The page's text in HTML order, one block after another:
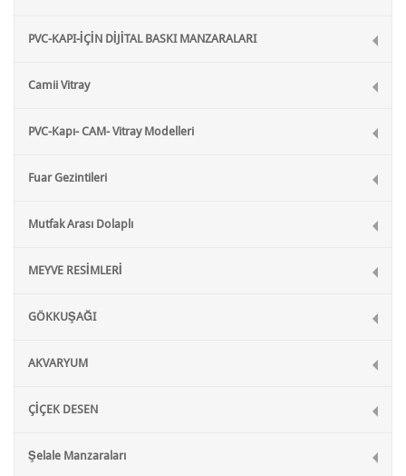
PVC-KAPI-İÇİN DİJİTAL BASKI MANZARALARI
Camii Vitray
PVC-Kapı- CAM- Vitray Modelleri
Fuar Gezintileri
Mutfak Arası Dolaplı
MEYVE RESİMLERİ
GÖKKUŞAĞI
AKVARYUM
ÇİÇEK DESEN
Şelale Manzaraları